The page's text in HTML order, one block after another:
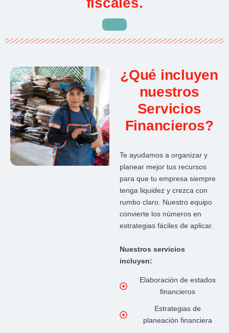
¿Qué incluyen
nuestros
Servicios
Financieros?
Te ayudamos a organizar y
planear mejor tus recursos
para que tu empresa siempre
tenga liquidez y crezca con
rumbo claro. Nuestro equipo
convierte los números en
estrategias fáciles de aplicar.
Nuestros servicios
incluyen:
Elaboración de estados
financieros
Estrategias de
planeación financiera